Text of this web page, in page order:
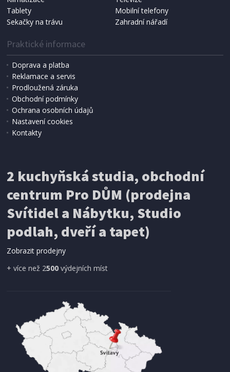
299 Kč
šedá
256 Kč Přidat do košíku
Tablety
Mobilní telefony
Sekačky na trávu
Zahradní nářadí
Praktické informace
Doprava a platba
Reklamace a servis
Prodloužená záruka
Obchodní podmínky
Ochrana osobních údajů
Nastavení cookies
Kontakty
2 kuchyňská studia, obchodní
centrum Pro DŮM (prodejna
Svítidel a Nábytku, Studio
podlah, dveří a tapet)
Zobrazit prodejny
+ více než 2500 výdejních míst